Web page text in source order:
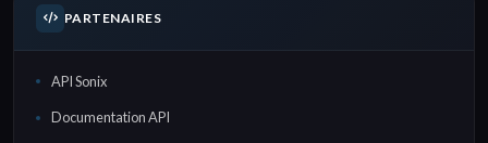
PARTENAIRES
API Sonix
Documentation API